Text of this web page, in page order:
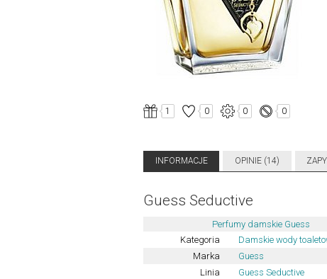
1 0 0 0
INFORMACJE OPINIE (14)
Guess Seductive
Perfumy damskie Guess
Kategoria
Damskie wody
Marka
Guess
Linia
Guess Seductive